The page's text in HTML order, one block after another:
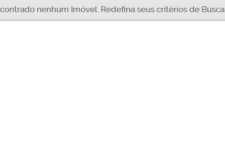
nenhum Imóvel. Redefina seus critérios de Busca